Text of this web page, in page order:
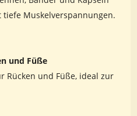
Muskelverspannungen.
und Füße
Rücken und Füße, ideal zur